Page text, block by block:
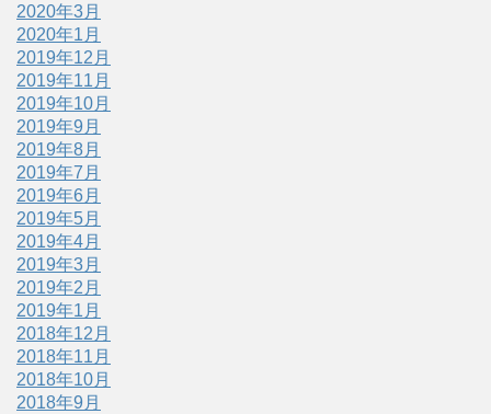
2020年3月
2020年1月
2019年12月
2019年11月
2019年10月
2019年9月
2019年8月
2019年7月
2019年6月
2019年5月
2019年4月
2019年3月
2019年2月
2019年1月
2018年12月
2018年11月
2018年10月
2018年9月